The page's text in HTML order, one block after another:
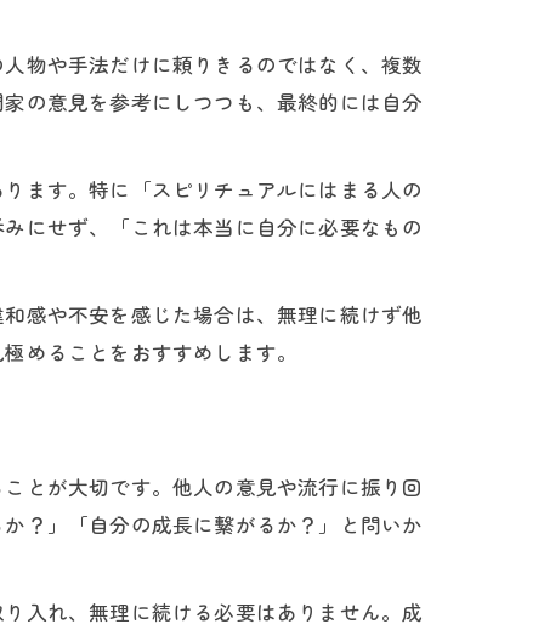
物や手法だけに頼りきるのではなく、複数
の意見を参考にしつつも、最終的には自分
ます。特に「スピリチュアルにはまる人の
にせず、「これは本当に自分に必要なもの
感や不安を感じた場合は、無理に続けず他
めることをおすすめします。
とが大切です。他人の意見や流行に振り回
？」「自分の成長に繋がるか？」と問いか
入れ、無理に続ける必要はありません。成